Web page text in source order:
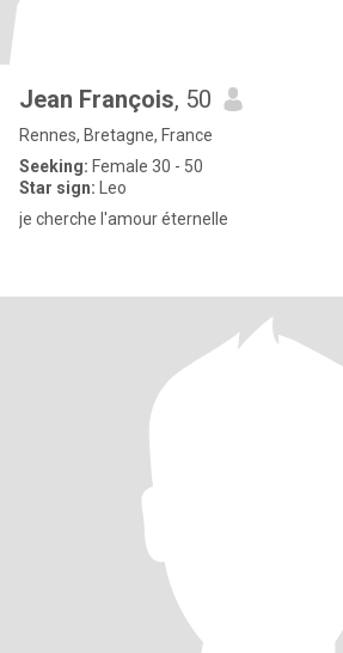
Jean François, 50
Rennes, Bretagne, France
Seeking: Female 30 - 50
Star sign: Leo
je cherche l'amour éternelle